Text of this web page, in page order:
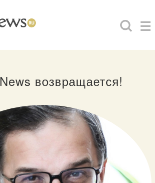
возвращается!